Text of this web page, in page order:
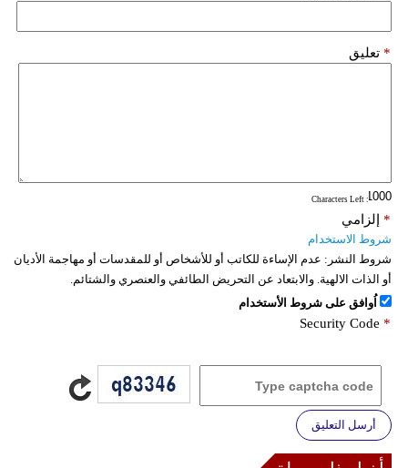
تعليق *
: Characters Left
إلزامي *
شروط الاستخدام
شروط النشر: عدم الإساءة للكاتب أو للأشخاص أو للمقدسات أو مهاجمة الأديان
أو الذات الالهية. والابتعاد عن التحريض الطائفي والعنصري والشتائم.
اُوافق على شروط الأستخدام
Security Code *
أرسل التعليق